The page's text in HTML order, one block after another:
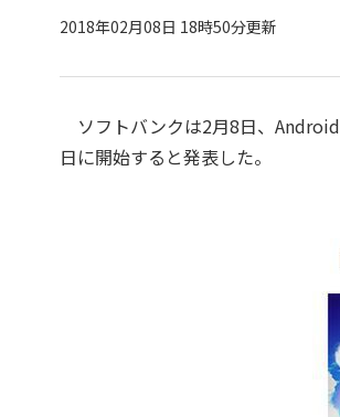
2018年02月08日 18時50分更新
ソフトバンクは2月8日、
日に開始すると発表した。